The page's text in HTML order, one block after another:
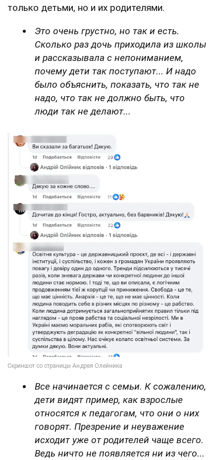
только детьми, но и их родителями.
Это очень грустно, но так и есть.
Сколько раз дочь приходила из школы
и рассказывала с непониманием,
почему дети так поступают... И надо
было объяснить, показать, что так не
надо, что так не должно быть, что
люди так не делают...
Все начинается с семьи. К сожалению,
дети видят пример, как взрослые
относятся к педагогам, что они о них
говорят. Презрение и неуважение
исходит уже от родителей чаще всего.
Ведь ничто не появляется ни из чего...